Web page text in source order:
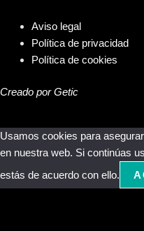
Aviso legal
Política de privacidad
Política de cookies
Creado por Getic
Usamos cookies para
en nuestra web. Si continúas
estás de acuerdo con ello.